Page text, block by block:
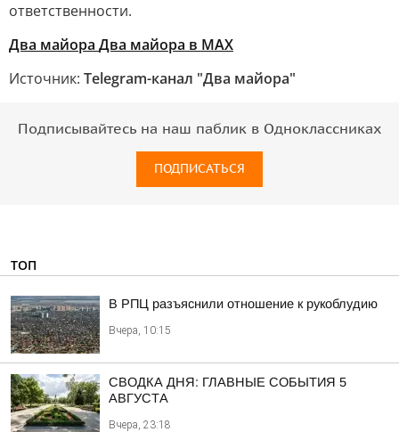
ответственности.
Два майора Два майора в МАХ
Источник: Telegram-канал "Два майора"
Подписывайтесь на наш паблик в Одноклассниках
ПОДПИСАТЬСЯ
ТОП
В РПЦ разъяснили отношение к рукоблудию
Вчера, 10:15
СВОДКА ДНЯ: ГЛАВНЫЕ СОБЫТИЯ 5
АВГУСТА
Вчера, 23:18